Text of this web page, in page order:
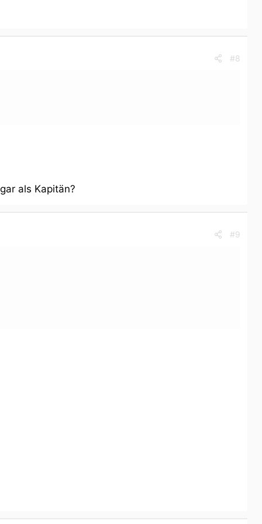
#8
als Kapitän?
#9